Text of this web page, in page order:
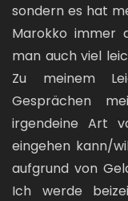
sondern es hat
Marokko immer
man auch viel
Zu meinem
Gesprächen
irgendeine Art
eingehen kann/
aufgrund von
Ich werde